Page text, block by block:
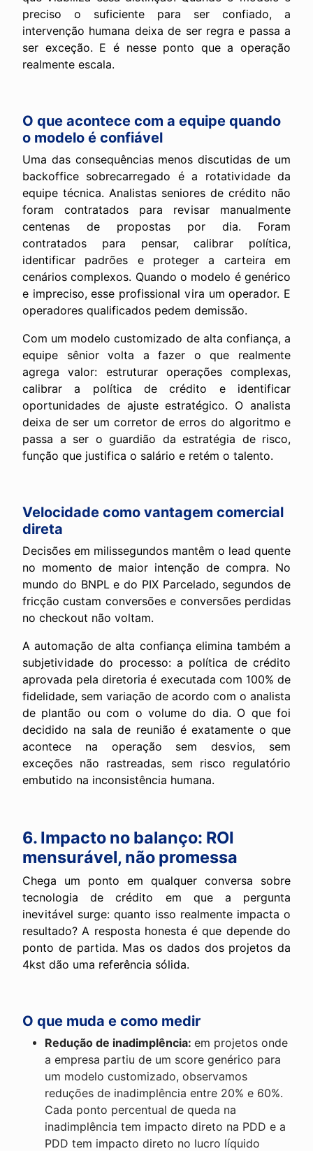
preciso o suficiente para ser confiado, a
intervenção humana deixa de ser regra e passa a
ser exceção. E é nesse ponto que a operação
realmente escala.
O que acontece com a equipe quando
o modelo é confiável
Uma das consequências menos discutidas de um
backoffice sobrecarregado é a rotatividade da
equipe técnica. Analistas seniores de crédito não
foram contratados para revisar manualmente
centenas de propostas por dia. Foram
contratados para pensar, calibrar política,
identificar padrões e proteger a carteira em
cenários complexos. Quando o modelo é genérico
e impreciso, esse profissional vira um operador. E
operadores qualificados pedem demissão.
Com um modelo customizado de alta confiança, a
equipe sênior volta a fazer o que realmente
agrega valor: estruturar operações complexas,
calibrar a política de crédito e identificar
oportunidades de ajuste estratégico. O analista
deixa de ser um corretor de erros do algoritmo e
passa a ser o guardião da estratégia de risco,
função que justifica o salário e retém o talento.
Velocidade como vantagem comercial
direta
Decisões em milissegundos mantêm o lead quente
no momento de maior intenção de compra. No
mundo do BNPL e do PIX Parcelado, segundos de
fricção custam conversões e conversões perdidas
no checkout não voltam.
A automação de alta confiança elimina também a
subjetividade do processo: a política de crédito
aprovada pela diretoria é executada com 100% de
fidelidade, sem variação de acordo com o analista
de plantão ou com o volume do dia. O que foi
decidido na sala de reunião é exatamente o que
acontece na operação sem desvios, sem
exceções não rastreadas, sem risco regulatório
embutido na inconsistência humana.
6. Impacto no balanço: ROI
mensurável, não promessa
Chega um ponto em qualquer conversa sobre
tecnologia de crédito em que a pergunta
inevitável surge: quanto isso realmente impacta o
resultado? A resposta honesta é que depende do
ponto de partida. Mas os dados dos projetos da
4kst dão uma referência sólida.
O que muda e como medir
Redução de inadimplência: em projetos onde
a empresa partiu de um score genérico para
um modelo customizado, observamos
reduções de inadimplência entre 20% e 60%.
Cada ponto percentual de queda na
inadimplência tem impacto direto na PDD e a
PDD tem impacto direto no lucro líquido